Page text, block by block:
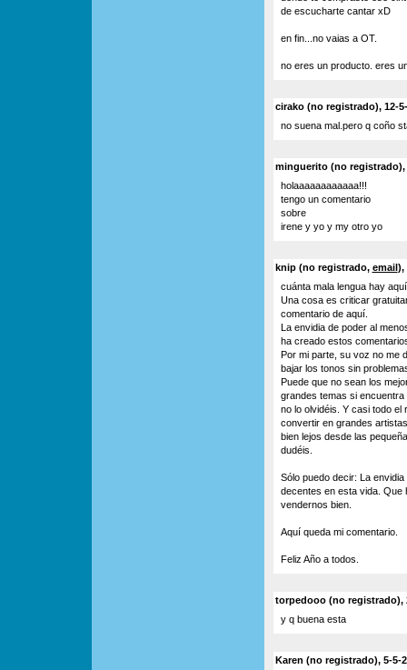
de escucharte cantar xD
en fin...no vaias a OT.
no eres un producto. eres
cirako (no registrado), 12-
no suena mal.pero q coño
minguerito (no registrado),
holaaaaaaaaaaaa!!!
tengo un comentario
sobre
irene y yo y my otro yo
knip (no registrado, email),
cuánta mala lengua hay
Una cosa es criticar
comentario de aquí.
La envidia de poder al
ha creado estos
Por mi parte, su voz no me
bajar los tonos sin
Puede que no sean los
grandes temas si
no lo olvidéis. Y casi todo el
convertir en grandes
bien lejos desde las
dudéis.
Sólo puedo decir: La
decentes en esta vida. Que
vendernos bien.
Aquí queda mi comentario.
Feliz Año a todos.
torpedooo (no registrado),
y q buena esta
Karen (no registrado), 5-5-